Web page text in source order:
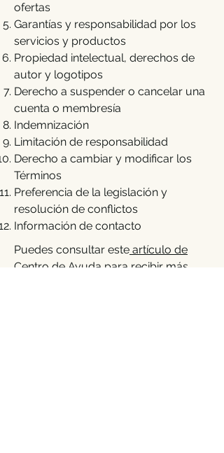
ofertas
Garantías y responsabilidad por los
servicios y productos
Propiedad intelectual, derechos de
autor y logotipos
Derecho a suspender o cancelar una
cuenta o membresía
Indemnización
Limitación de responsabilidad
Derecho a cambiar y modificar los
Términos
Preferencia de la legislación y
resolución de conflictos
Información de contacto
Puedes consultar este artículo de
Centro de Ayuda para recibir más